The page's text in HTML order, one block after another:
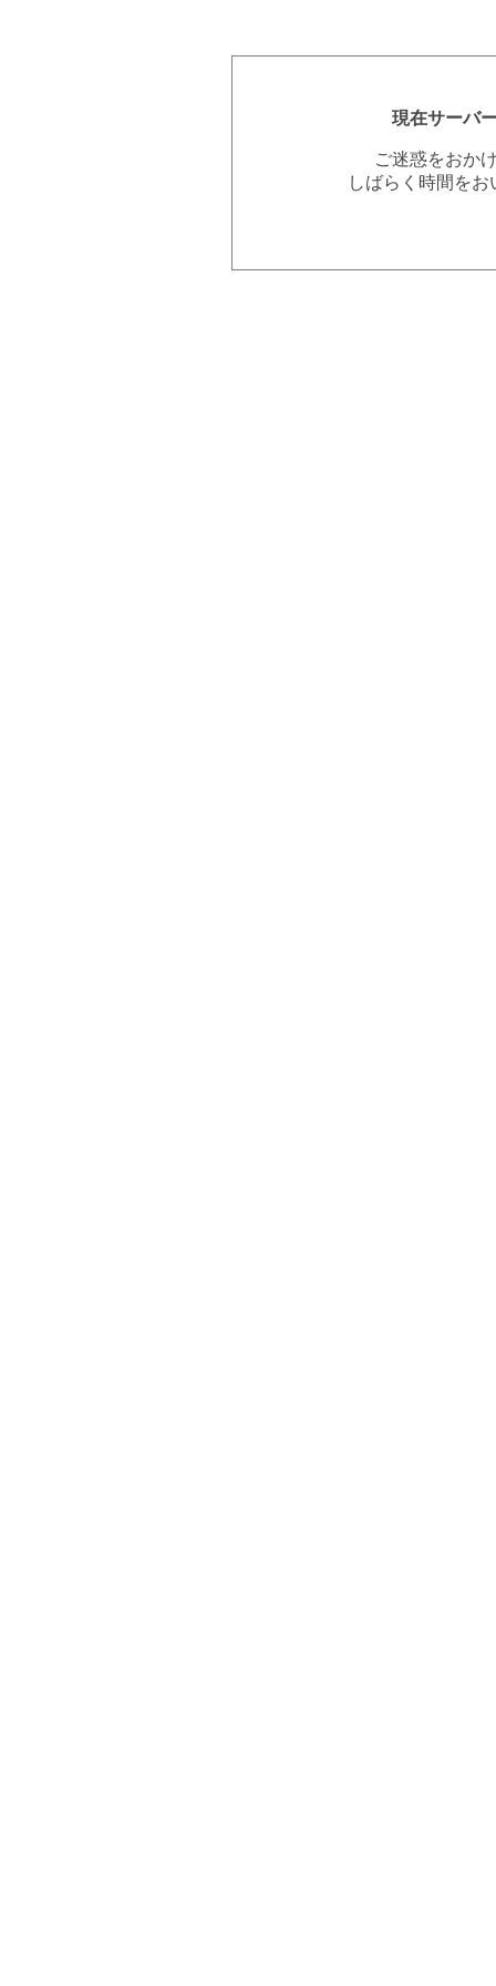
現在サーバ
ご迷惑をおか
しばらく時間を